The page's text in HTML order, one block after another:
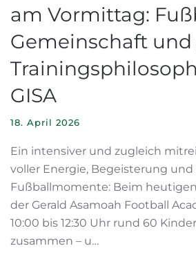
am Vormittag:
Gemeinschaft
GISA
18. April 2026
Ein intensiver und zugleich
voller Energie, Begeisterung
Fußballmomente: Beim heutigen
der Gerald Asamoah Football
10:00 bis 12:30 Uhr rund 60
zusammen – u…